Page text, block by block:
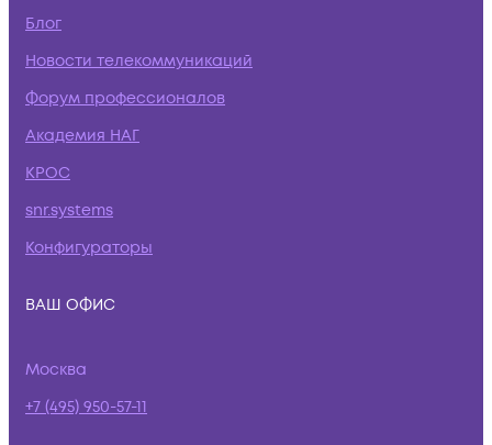
Блог
Новости телекоммуникаций
Форум профессионалов
Академия НАГ
КРОС
snr.systems
Конфигураторы
ВАШ ОФИС
Москва
+7 (495) 950-57-11